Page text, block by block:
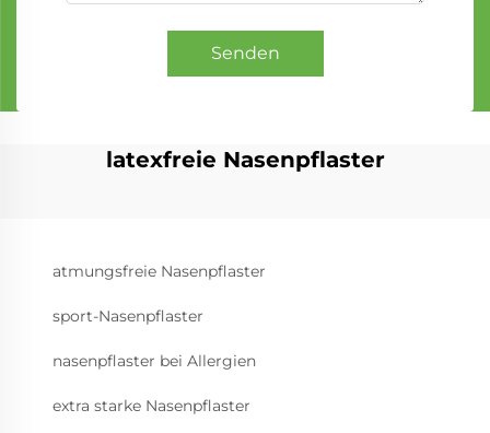
Senden
latexfreie Nasenpflaster
atmungsfreie Nasenpflaster
sport-Nasenpflaster
nasenpflaster bei Allergien
extra starke Nasenpflaster